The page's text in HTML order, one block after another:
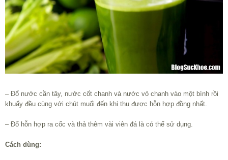
– Đổ nước cần tây, nước cốt chanh và nước vỏ chanh vào một bình rồi
khuấy đều cùng với chút muối đến khi thu được hỗn hợp đồng nhất.
– Đổ hỗn hợp ra cốc và thả thêm vài viên đá là có thể sử dụng.
Cách dùng: